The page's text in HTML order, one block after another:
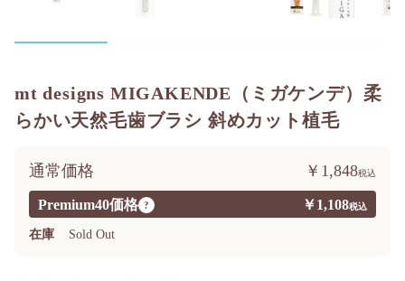
mt designs MIGAKENDE（ミガケンデ）柔
らかい天然毛歯ブラシ 斜めカット植毛
Premium40価格 ? ￥1,108
通常価格 ￥1,848
在庫 Sold Out